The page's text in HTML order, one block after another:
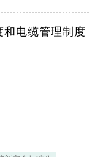
电缆管理制度